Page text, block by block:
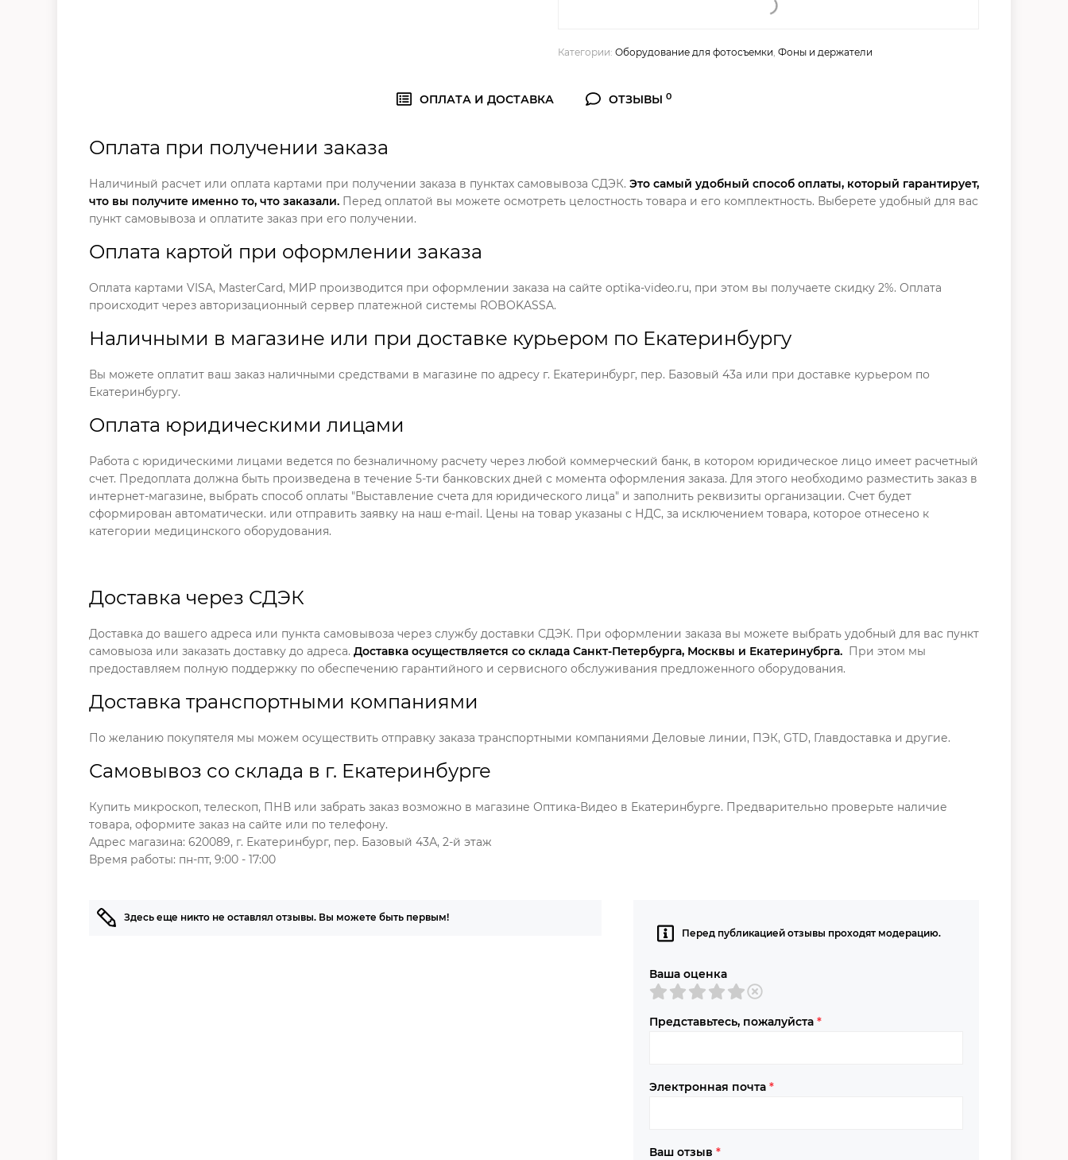
Категории: Оборудование для фотосъемки Фоны и держатели
ОПЛАТА И ДОСТАВКА ОТЗЫВЫ 0
Оплата при получении заказа
Наличиный расчет или оплата картами при получении заказа в пунктах самовывоза СДЭК. Это самый удобный способ оплаты, который гарантирует,
что вы получите именно то, что заказали. Перед оплатой вы можете осмотреть целостность товара и его комплектность. Выберете удобный для вас
пункт самовывоза и оплатите заказ при его получении.
Оплата картой при оформлении заказа
Оплата картами VISA, MasterCard, МИР производится при оформлении заказа на сайте optika-video.ru, при этом вы получаете скидку 2%. Оплата
происходит через авторизационный сервер платежной системы ROBOKASSA.
Наличными в магазине или при доставке курьером по Екатеринбургу
Вы можете оплатит ваш заказ наличными средствами в магазине по адресу г. Екатеринбург, пер. Базовый 43а или при доставке курьером по
Екатеринбургу.
Оплата юридическими лицами
Работа с юридическими лицами ведется по безналичному расчету через любой коммерческий банк, в котором юридическое лицо имеет расчетный
счет. Предоплата должна быть произведена в течение 5-ти банковских дней с момента оформления заказа. Для этого необходимо разместить заказ в
интернет-магазине, выбрать способ оплаты "Выставление счета для юридического лица" и заполнить реквизиты организации. Счет будет
сформирован автоматически. или отправить заявку на наш e-mail. Цены на товар указаны с НДС, за исключением товара, которое отнесено к
категории медицинского оборудования.
Доставка через СДЭК
Доставка до вашего адреса или пункта самовывоза через службу доставки СДЭК. При оформлении заказа вы можете выбрать удобный для вас пункт
самовыоза или заказать доставку до адреса. Доставка осуществляется со склада Санкт-Петербурга, Москвы и Екатеринубрга. При этом мы
предоставляем полную поддержку по обеспечению гарантийного и сервисного обслуживания предложенного оборудования.
Доставка транспортными компаниями
По желанию покупятеля мы можем осуществить отправку заказа транспортными компаниями Деловые линии, ПЭК, GTD, Главдоставка и другие.
Самовывоз со склада в г. Екатеринбурге
Купить микроскоп, телескоп, ПНВ или забрать заказ возможно в магазине Оптика-Видео в Екатеринбурге. Предварительно проверьте наличие
товара, оформите заказ на сайте или по телефону.
Адрес магазина: 620089, г. Екатеринбург, пер. Базовый 43А, 2-й этаж
Время работы: пн-пт, 9:00 - 17:00
Здесь еще никто не оставлял отзывы. Вы можете быть первым!
Перед публикацией отзывы проходят модерацию.
Ваша оценка
Представьтесь, пожалуйста *
Электронная почта *
Ваш отзыв *